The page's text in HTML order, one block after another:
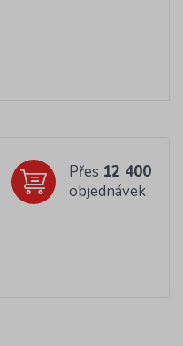
Přes 12 400
objednávek